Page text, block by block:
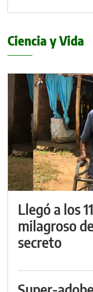
Ciencia y Vida
Llegó a los
milagroso
secreto